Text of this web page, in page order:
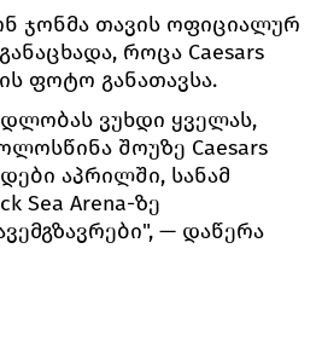
ჯონმა თავის ოფიციალურ
როცა Caesars
ფოტო განათავსა.
ვუხდი ყველას,
შოუზე Caesars
აპრილში, სანამ
Sea Arena-ზე
— დაწერა